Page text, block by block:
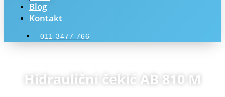
Blog
Kontakt
011 3477 766
Hidraulični čekić AB 810 M